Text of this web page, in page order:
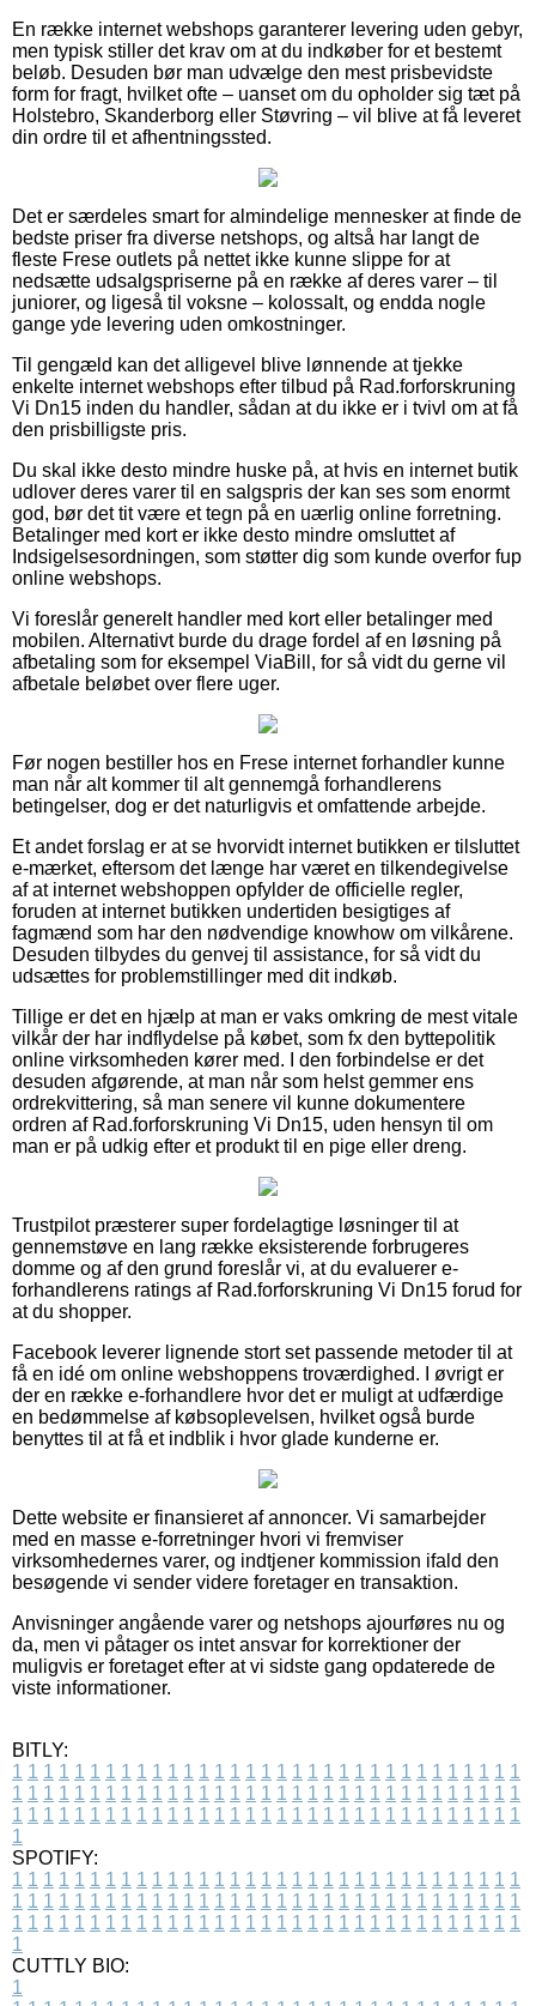
En række internet webshops garanterer levering uden gebyr,
men typisk stiller det krav om at du indkøber for et bestemt
beløb. Desuden bør man udvælge den mest prisbevidste
form for fragt, hvilket ofte – uanset om du opholder sig tæt på
Holstebro, Skanderborg eller Støvring – vil blive at få leveret
din ordre til et afhentningssted.
Det er særdeles smart for almindelige mennesker at finde de
bedste priser fra diverse netshops, og altså har langt de
fleste Frese outlets på nettet ikke kunne slippe for at
nedsætte udsalgspriserne på en række af deres varer – til
juniorer, og ligeså til voksne – kolossalt, og endda nogle
gange yde levering uden omkostninger.
Til gengæld kan det alligevel blive lønnende at tjekke
enkelte internet webshops efter tilbud på Rad.forforskruning
Vi Dn15 inden du handler, sådan at du ikke er i tvivl om at få
den prisbilligste pris.
Du skal ikke desto mindre huske på, at hvis en internet butik
udlover deres varer til en salgspris der kan ses som enormt
god, bør det tit være et tegn på en uærlig online forretning.
Betalinger med kort er ikke desto mindre omsluttet af
Indsigelsesordningen, som støtter dig som kunde overfor fup
online webshops.
Vi foreslår generelt handler med kort eller betalinger med
mobilen. Alternativt burde du drage fordel af en løsning på
afbetaling som for eksempel ViaBill, for så vidt du gerne vil
afbetale beløbet over flere uger.
Før nogen bestiller hos en Frese internet forhandler kunne
man når alt kommer til alt gennemgå forhandlerens
betingelser, dog er det naturligvis et omfattende arbejde.
Et andet forslag er at se hvorvidt internet butikken er tilsluttet
e-mærket, eftersom det længe har været en tilkendegivelse
af at internet webshoppen opfylder de officielle regler,
foruden at internet butikken undertiden besigtiges af
fagmænd som har den nødvendige knowhow om vilkårene.
Desuden tilbydes du genvej til assistance, for så vidt du
udsættes for problemstillinger med dit indkøb.
Tillige er det en hjælp at man er vaks omkring de mest vitale
vilkår der har indflydelse på købet, som fx den byttepolitik
online virksomheden kører med. I den forbindelse er det
desuden afgørende, at man når som helst gemmer ens
ordrekvittering, så man senere vil kunne dokumentere
ordren af Rad.forforskruning Vi Dn15, uden hensyn til om
man er på udkig efter et produkt til en pige eller dreng.
Trustpilot præsterer super fordelagtige løsninger til at
gennemstøve en lang række eksisterende forbrugeres
domme og af den grund foreslår vi, at du evaluerer e-
forhandlerens ratings af Rad.forforskruning Vi Dn15 forud for
at du shopper.
Facebook leverer lignende stort set passende metoder til at
få en idé om online webshoppens troværdighed. I øvrigt er
der en række e-forhandlere hvor det er muligt at udfærdige
en bedømmelse af købsoplevelsen, hvilket også burde
benyttes til at få et indblik i hvor glade kunderne er.
Dette website er finansieret af annoncer. Vi samarbejder
med en masse e-forretninger hvori vi fremviser
virksomhedernes varer, og indtjener kommission ifald den
besøgende vi sender videre foretager en transaktion.
Anvisninger angående varer og netshops ajourføres nu og
da, men vi påtager os intet ansvar for korrektioner der
muligvis er foretaget efter at vi sidste gang opdaterede de
viste informationer.
BITLY:
1 1 1 1 1 1 1 1 1 1 1 1 1 1 1 1 1 1 1 1 1 1 1 1 1 1 1 1 1 1 1 1 1
1 1 1 1 1 1 1 1 1 1 1 1 1 1 1 1 1 1 1 1 1 1 1 1 1 1 1 1 1 1 1 1 1
1 1 1 1 1 1 1 1 1 1 1 1 1 1 1 1 1 1 1 1 1 1 1 1 1 1 1 1 1 1 1 1 1
1
SPOTIFY:
1 1 1 1 1 1 1 1 1 1 1 1 1 1 1 1 1 1 1 1 1 1 1 1 1 1 1 1 1 1 1 1 1
1 1 1 1 1 1 1 1 1 1 1 1 1 1 1 1 1 1 1 1 1 1 1 1 1 1 1 1 1 1 1 1 1
1 1 1 1 1 1 1 1 1 1 1 1 1 1 1 1 1 1 1 1 1 1 1 1 1 1 1 1 1 1 1 1 1
1
CUTTLY BIO:
1